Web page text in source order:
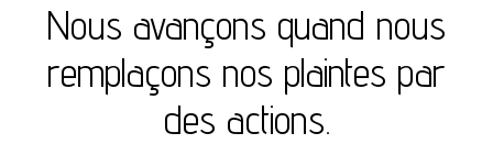
Nous avançons quand nous
remplaçons nos plaintes par
des actions.